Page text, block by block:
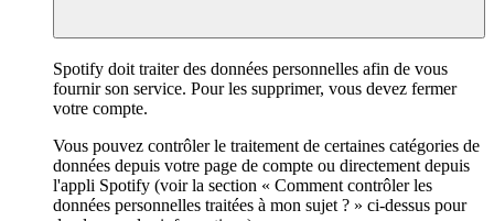
Spotify doit traiter des données personnelles afin de vous
fournir son service. Pour les supprimer, vous devez fermer
votre compte.
Vous pouvez contrôler le traitement de certaines catégories de
données depuis votre page de compte ou directement depuis
l'appli Spotify (voir la section « Comment contrôler les
données personnelles traitées à mon sujet ? » ci-dessus pour